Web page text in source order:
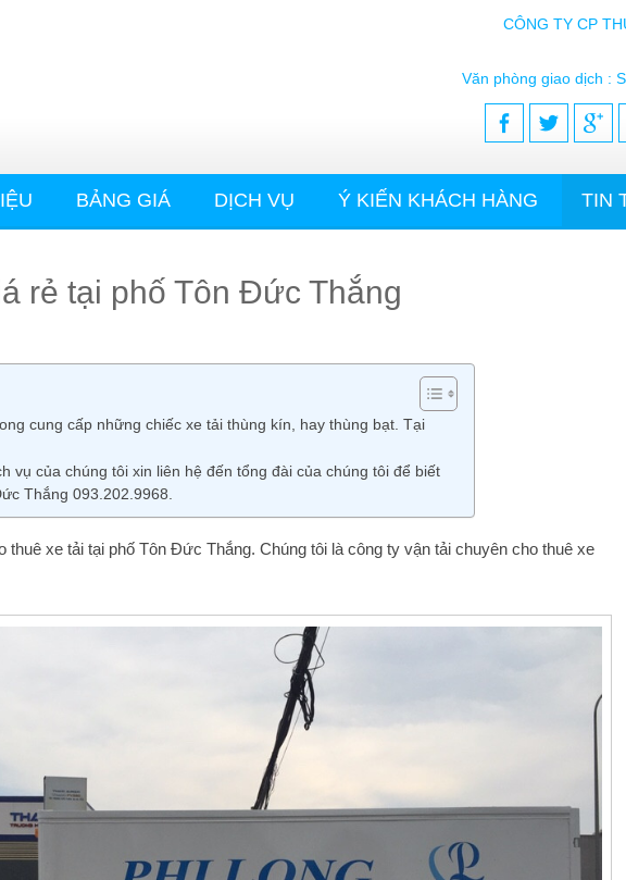
CÔNG TY CP
Văn phòng giao dịch :
BẢNG GIÁ DỊCH VỤ Ý KIẾN KHÁCH HÀNG TIN
rẻ tại phố Tôn Đức Thắng
cung cấp những chiếc xe tải thùng kín, hay thùng bạt. Tại
vụ của chúng tôi xin liên hệ đến tổng đài của chúng tôi để biết
Thắng 093.202.9968.
thuê xe tải tại phố Tôn Đức Thắng. Chúng tôi là công ty vận tải chuyên cho thuê xe